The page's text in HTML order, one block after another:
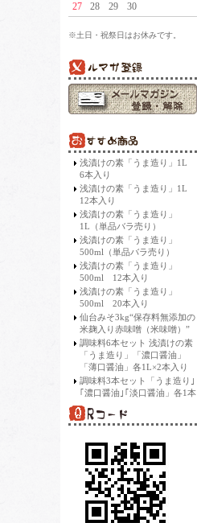
27
28 29 30
※土日・祝祭日はお休みです。
浅漬けの素「うま造り」1L
6本入り
浅漬けの素「うま造り」1L
12本入り
浅漬けの素「うま造り」
1L（単品バラ売り）
浅漬けの素「うま造り」
500ml（単品バラ売り）
浅漬けの素「うま造り」
500ml 12本入り
浅漬けの素「うま造り」
500ml 20本入り
仙台みそ3kg“保存料無添加の
米麹入り赤味噌（米味噌）”
調味料6本セット 浅漬けの素
「うま造り」「濃口醤油」
「薄口醤油」各1L×2本入り
調味料3本セット「うま造り｣
｢濃口醤油｣｢淡口醤油」各1本